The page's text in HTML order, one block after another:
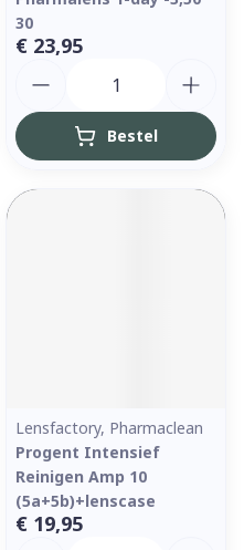
30
€ 23,95
Bestel
Lensfactory, Pharmaclean
Progent Intensief
Reinigen Amp 10
(5a+5b)+lenscase
€ 19,95